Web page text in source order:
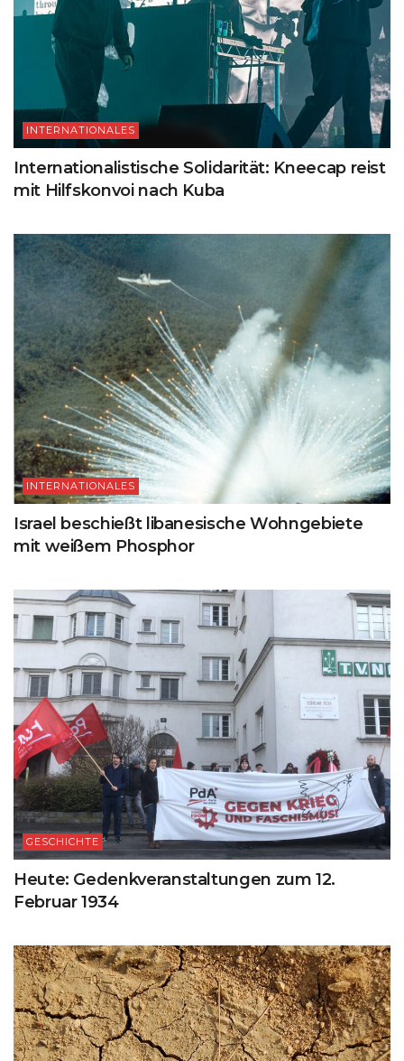
INTERNATIONALES
Internationalistische Solidarität: Kneecap reist
mit Hilfskonvoi nach Kuba
INTERNATIONALES
Israel beschießt libanesische Wohngebiete
mit weißem Phosphor
GESCHICHTE
Heute: Gedenkveranstaltungen zum 12.
Februar 1934